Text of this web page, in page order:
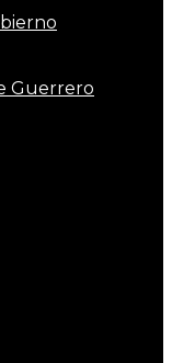
Guerrero